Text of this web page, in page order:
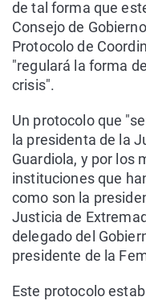
de tal forma que
Consejo de
Protocolo de
"regulará la forma
crisis".
Un protocolo que
la presidenta de la
Guardiola, y por los
instituciones que
como son la
Justicia de
delegado del
presidente de la
Este protocolo